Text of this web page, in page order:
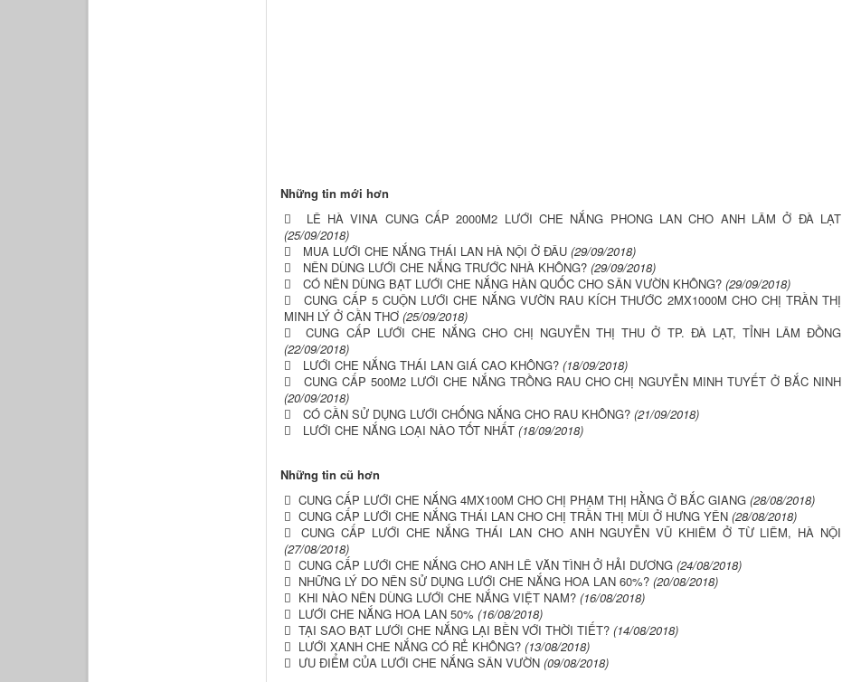
Những tin mới hơn
LÊ HÀ VINA CUNG CẤP 2000M2 LƯỚI CHE NẮNG PHONG LAN CHO ANH LÂM Ở ĐÀ LẠT
(25/09/2018)
MUA LƯỚI CHE NẮNG THÁI LAN HÀ NỘI Ở ĐÂU (29/09/2018)
NÊN DÙNG LƯỚI CHE NẮNG TRƯỚC NHÀ KHÔNG? (29/09/2018)
CÓ NÊN DÙNG BẠT LƯỚI CHE NẮNG HÀN QUỐC CHO SÂN VƯỜN KHÔNG? (29/09/2018)
CUNG CẤP 5 CUỘN LƯỚI CHE NẮNG VƯỜN RAU KÍCH THƯỚC 2MX1000M CHO CHỊ TRẦN THỊ
MINH LÝ Ở CẦN THƠ (25/09/2018)
CUNG CẤP LƯỚI CHE NẮNG CHO CHỊ NGUYỄN THỊ THU Ở TP. ĐÀ LẠT, TỈNH LÂM ĐỒNG
(22/09/2018)
LƯỚI CHE NẮNG THÁI LAN GIÁ CAO KHÔNG? (18/09/2018)
CUNG CẤP 500M2 LƯỚI CHE NẮNG TRỒNG RAU CHO CHỊ NGUYỄN MINH TUYẾT Ở BẮC NINH
(20/09/2018)
CÓ CẦN SỬ DỤNG LƯỚI CHỐNG NẮNG CHO RAU KHÔNG? (21/09/2018)
LƯỚI CHE NẮNG LOẠI NÀO TỐT NHẤT (18/09/2018)
Những tin cũ hơn
CUNG CẤP LƯỚI CHE NẮNG 4MX100M CHO CHỊ PHẠM THỊ HẰNG Ở BẮC GIANG (28/08/2018)
CUNG CẤP LƯỚI CHE NẮNG THÁI LAN CHO CHỊ TRẦN THỊ MÙI Ở HƯNG YÊN (28/08/2018)
CUNG CẤP LƯỚI CHE NẮNG THÁI LAN CHO ANH NGUYỄN VŨ KHIÊM Ở TỪ LIÊM, HÀ NỘI
(27/08/2018)
CUNG CẤP LƯỚI CHE NẮNG CHO ANH LÊ VĂN TÌNH Ở HẢI DƯƠNG (24/08/2018)
NHỮNG LÝ DO NÊN SỬ DỤNG LƯỚI CHE NẮNG HOA LAN 60%? (20/08/2018)
KHI NÀO NÊN DÙNG LƯỚI CHE NẮNG VIỆT NAM? (16/08/2018)
LƯỚI CHE NẮNG HOA LAN 50% (16/08/2018)
TẠI SAO BẠT LƯỚI CHE NẮNG LẠI BỀN VỚI THỜI TIẾT? (14/08/2018)
LƯỚI XANH CHE NẮNG CÓ RẺ KHÔNG? (13/08/2018)
ƯU ĐIỂM CỦA LƯỚI CHE NẮNG SÂN VƯỜN (09/08/2018)